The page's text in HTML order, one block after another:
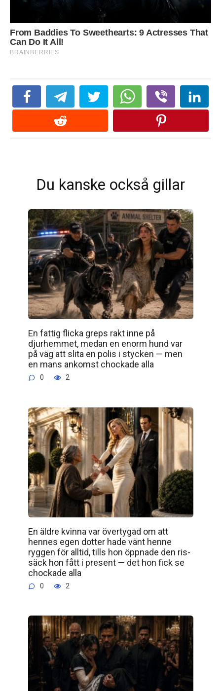
Du kanske också gillar
En fattig flicka greps rakt inne på
djurhemmet, medan en enorm hund var
på väg att slita en polis i stycken — men
en mans ankomst chockade alla
0 2
En äldre kvinna var övertygad om att
hennes egen dotter hade vänt henne
ryggen för alltid, tills hon öppnade den ris­
säck hon fått i present — det hon fick se
chockade alla
0 2